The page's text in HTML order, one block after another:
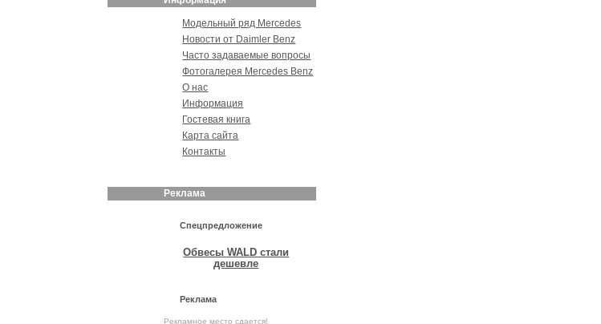
Модельный ряд Mercedes
Новости от Daimler Benz
Часто задаваемые вопросы
Фотогалерея Mercedes Benz
О нас
Информация
Гостевая книга
Карта сайта
Контакты
Реклама
Спецпредложение
Обвесы WALD стали
дешевле
Реклама
Рекламное место сдается!